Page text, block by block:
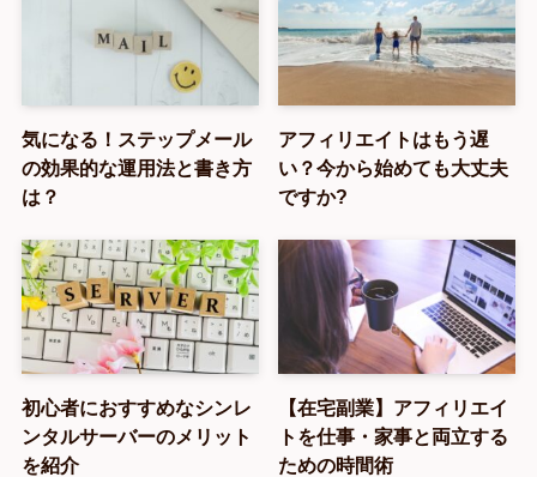
気になる！ステップメール
の効果的な運用法と書き方
は？
アフィリエイトはもう遅
い？今から始めても大丈夫
ですか?
初心者におすすめなシンレ
ンタルサーバーのメリット
を紹介
【在宅副業】アフィリエイ
トを仕事・家事と両立する
ための時間術